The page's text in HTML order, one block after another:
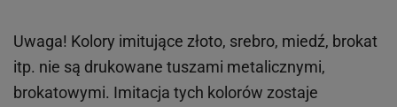
Uwaga! Kolory imitujące złoto, srebro, miedź, brokat
itp. nie są drukowane tuszami metalicznymi,
brokatowymi. Imitacja tych kolorów zostaje